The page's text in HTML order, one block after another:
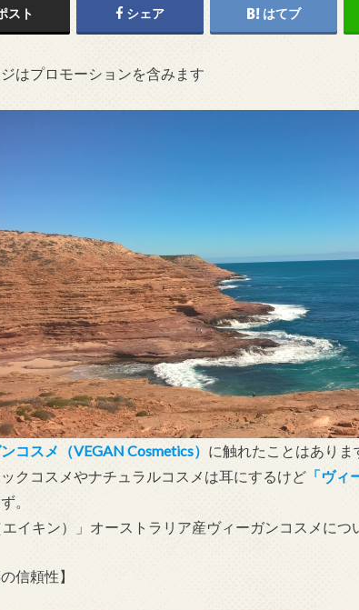
スト シェア はてブ
はプロモーションを含みます
コスメ（VEGAN Cosmetics） に触れたことはありま
クコスメやナチュラルコスメは耳にするけど 「ヴィ
。
エイキン）」オーストラリア産ヴィーガンコスメに
信頼性】